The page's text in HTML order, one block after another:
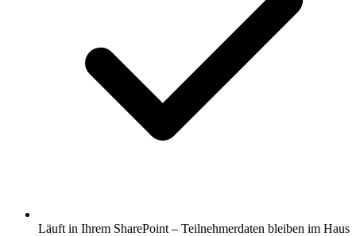
Läuft in Ihrem SharePoint – Teilnehmerdaten bleiben im Haus